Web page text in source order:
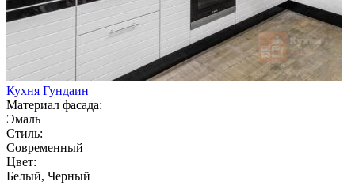
Кухня Гундаин
Материал фасада:
Эмаль
Стиль:
Современный
Цвет:
Белый, Черный